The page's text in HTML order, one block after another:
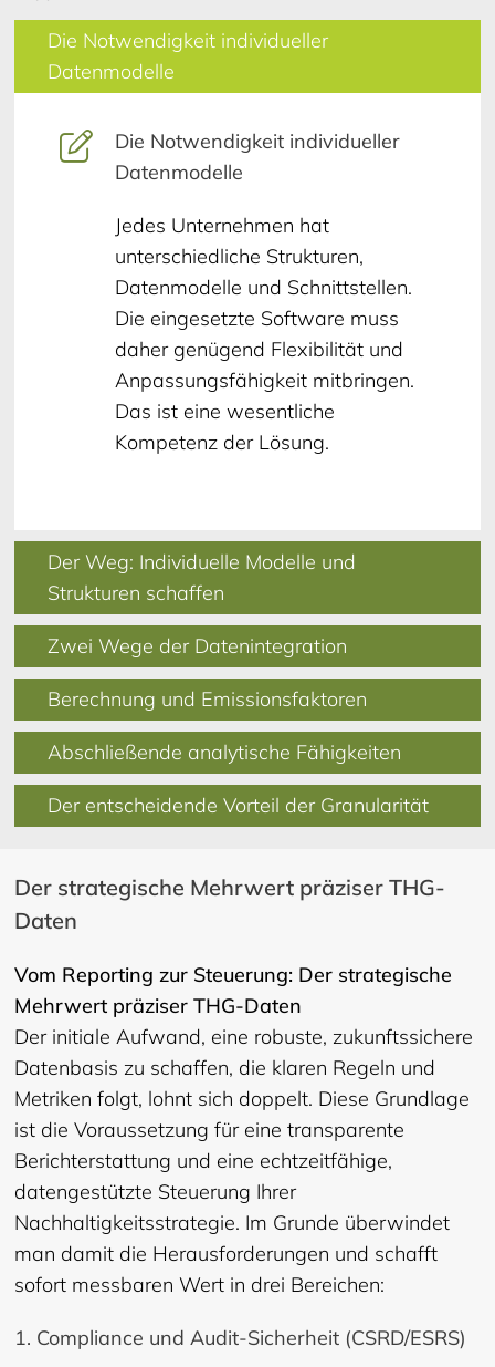
Die Notwendigkeit individueller
Datenmodelle
Die Notwendigkeit individueller
Datenmodelle
Jedes Unternehmen hat
unterschiedliche Strukturen,
Datenmodelle und Schnittstellen.
Die eingesetzte Software muss
daher genügend Flexibilität und
Anpassungsfähigkeit mitbringen.
Das ist eine wesentliche
Kompetenz der Lösung.
Der Weg: Individuelle Modelle und
Strukturen schaffen
Zwei Wege der Datenintegration
Berechnung und Emissionsfaktoren
Abschließende analytische Fähigkeiten
Der entscheidende Vorteil der Granularität
Der strategische Mehrwert präziser THG-
Daten
Vom Reporting zur Steuerung: Der strategische
Mehrwert präziser THG-Daten
Der initiale Aufwand, eine robuste, zukunftssichere
Datenbasis zu schaffen, die klaren Regeln und
Metriken folgt, lohnt sich doppelt. Diese Grundlage
ist die Voraussetzung für eine transparente
Berichterstattung und eine echtzeitfähige,
datengestützte Steuerung Ihrer
Nachhaltigkeitsstrategie. Im Grunde überwindet
man damit die Herausforderungen und schafft
sofort messbaren Wert in drei Bereichen:
1. Compliance und Audit-Sicherheit (CSRD/ESRS)